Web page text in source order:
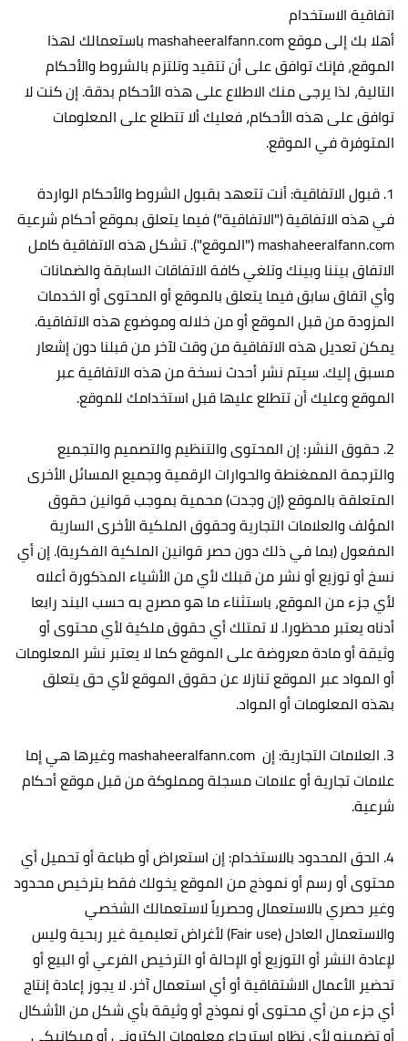
اتفاقية الاستخدام
أهلا بك إلى موقع mashaheeralfann.com باستعمالك لهذا
الموقع، فإنك توافق على أن تتقيد وتلتزم بالشروط والأحكام
التالية، لذا يرجى منك الاطلاع على هذه الأحكام بدقة. إن كنت لا
توافق على هذه الأحكام، فعليك ألا تتطلع على المعلومات
المتوفرة في الموقع.
1. قبول الاتفاقية: أنت تتعهد بقبول الشروط والأحكام الواردة
في هذه الاتفاقية ("الاتفاقية") فيما يتعلق بموقع أحكام شرعية
mashaheeralfann.com ("الموقع"). تشكل هذه الاتفاقية كامل
الاتفاق بيننا وبينك وتلغي كافة الاتفاقات السابقة والضمانات
وأي اتفاق سابق فيما يتعلق بالموقع أو المحتوى أو الخدمات
المزودة من قبل الموقع أو من خلاله وموضوع هذه الاتفاقية.
يمكن تعديل هذه الاتفاقية من وقت لآخر من قبلنا دون إشعار
مسبق إليك. سيتم نشر أحدث نسخة من هذه الاتفاقية عبر
الموقع وعليك أن تتطلع عليها قبل استخدامك للموقع.
2. حقوق النشر: إن المحتوى والتنظيم والتصميم والتجميع
والترجمة الممغنطة والحوارات الرقمية وجميع المسائل الأخرى
المتعلقة بالموقع (إن وجدت) محمية بموجب قوانين حقوق
المؤلف والعلامات التجارية وحقوق الملكية الأخرى السارية
المفعول (بما في ذلك دون حصر قوانين الملكية الفكرية). إن أي
نسخ أو توزيع أو نشر من قبلك لأي من الأشياء المذكورة أعلاه
لأي جزء من الموقع، باستثناء ما هو مصرح به حسب البند رابعا
أدناه يعتبر محظورا. لا تمتلك أي حقوق ملكية لأي محتوى أو
وثيقة أو مادة معروضة على الموقع كما لا يعتبر نشر المعلومات
أو المواد عبر الموقع تنازلا عن حقوق الموقع لأي حق يتعلق
بهذه المعلومات أو المواد.
3. العلامات التجارية: إن mashaheeralfann.com وغيرها هي إما
علامات تجارية أو علامات مسجلة ومملوكة من قبل موقع أحكام
شرعية.
4. الحق المحدود بالاستخدام: إن استعراض أو طباعة أو تحميل أي
محتوى أو رسم أو نموذج من الموقع يخولك فقط بترخيص محدود
وغير حصري بالاستعمال وحصرياً لاستعمالك الشخصي
والاستعمال العادل (Fair use) لأغراض تعليمية غير ربحية وليس
لإعادة النشر أو التوزيع أو الإحالة أو الترخيص الفرعي أو البيع أو
تحضير الأعمال الاشتقاقية أو أي استعمال آخر. لا يجوز إعادة إنتاج
أي جزء من أي محتوى أو نموذج أو وثيقة بأي شكل من الأشكال
أو تضمينه لأي نظام استرجاع معلومات إلكتروني أو ميكانيكي